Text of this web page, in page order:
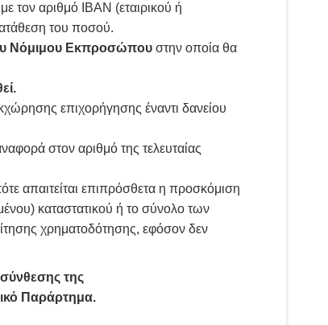
τον αριθμό ΙΒΑΝ (εταιρικού ή
του ποσού.
Νόμιμου Εκπροσώπου στην οποία θα
επιχορήγησης έναντι δανείου
στον αριθμό της τελευταίας
απαιτείται επιπρόσθετα η προσκόμιση
καταστατικού ή το σύνολο των
χρηματοδότησης, εφόσον δεν
της
Παράρτημα.